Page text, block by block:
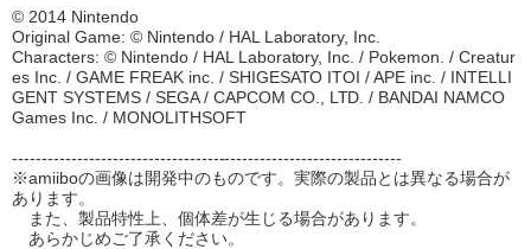
© 2014 Nintendo
Original Game: © Nintendo / HAL Laboratory, Inc.
Characters: © Nintendo / HAL Laboratory, Inc. / Pokemon. / Creatur
es Inc. / GAME FREAK inc. / SHIGESATO ITOI / APE inc. / INTELLI
GENT SYSTEMS / SEGA / CAPCOM CO., LTD. / BANDAI NAMCO
Games Inc. / MONOLITHSOFT
------------------------------------------------------------------
※amiiboの画像は開発中のものです。実際の製品とは異なる場合が
あります。
また、製品特性上、個体差が生じる場合があります。
あらかじめご了承ください。